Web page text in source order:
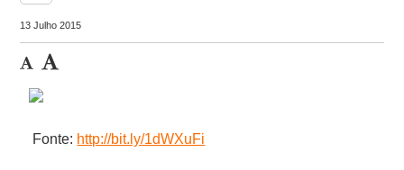
13 Julho 2015
Fonte: http://bit.ly/1dWXuFi